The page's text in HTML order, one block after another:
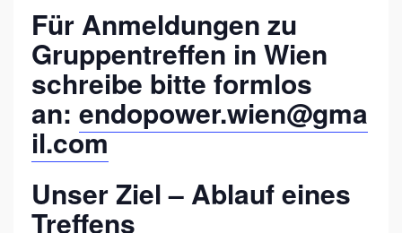
N
T
R
E
F
F
E
N
Für Anmeldungen zu
Gruppentreffen in Wien
schreibe bitte formlos
an: endopower.wien@gma
il.com
Unser Ziel– Ablauf eines
Treffens